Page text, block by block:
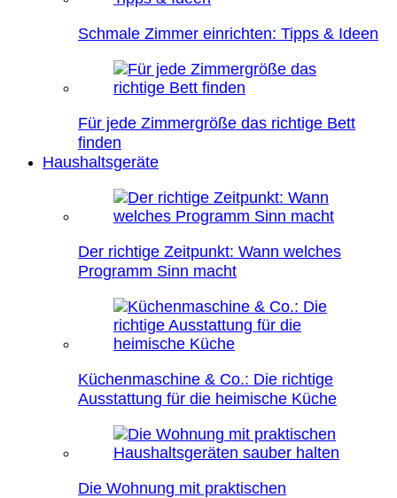
Schmale Zimmer einrichten: Tipps & Ideen
Für jede Zimmergröße das richtige Bett
finden
Haushaltsgeräte
Der richtige Zeitpunkt: Wann welches
Programm Sinn macht
Küchenmaschine & Co.: Die richtige
Ausstattung für die heimische Küche
Die Wohnung mit praktischen